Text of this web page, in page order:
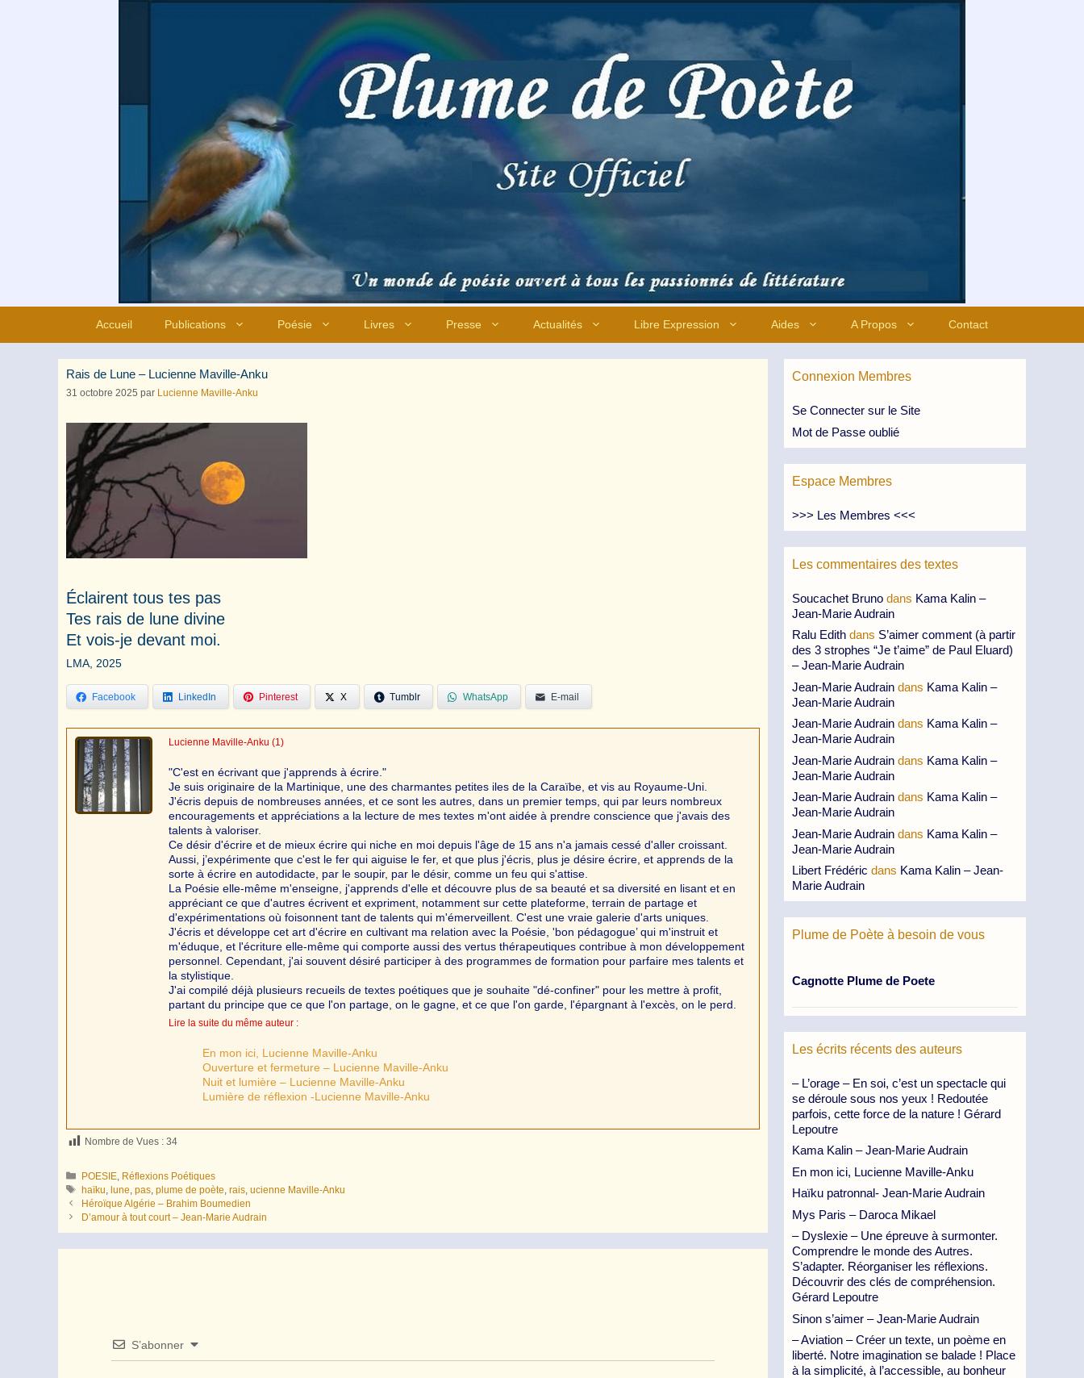
Accueil Publications Poésie Livres Presse Actualités Libre Expression Aides A Propos Contact
Rais de Lune – Lucienne Maville-Anku
31 octobre 2025 par Lucienne Maville-Anku
Éclairent tous tes pas
Tes rais de lune divine
Et vois-je devant moi.
LMA, 2025
Facebook LinkedIn Pinterest X Tumblr WhatsApp E-mail
Lucienne Maville-Anku (1)
"C'est en écrivant que j'apprends à écrire."
Je suis originaire de la Martinique, une des charmantes petites iles de la Caraïbe, et vis au Royaume-Uni.
J'écris depuis de nombreuses années, et ce sont les autres, dans un premier temps, qui par leurs nombreux
encouragements et appréciations a la lecture de mes textes m'ont aidée à prendre conscience que j'avais des
talents à valoriser.
Ce désir d'écrire et de mieux écrire qui niche en moi depuis l'âge de 15 ans n'a jamais cessé d'aller croissant.
Aussi, j’expérimente que c'est le fer qui aiguise le fer, et que plus j'écris, plus je désire écrire, et apprends de la
sorte à écrire en autodidacte, par le soupir, par le désir, comme un feu qui s'attise.
La Poésie elle-même m'enseigne, j'apprends d'elle et découvre plus de sa beauté et sa diversité en lisant et en
appréciant ce que d'autres écrivent et expriment, notamment sur cette plateforme, terrain de partage et
d'expérimentations où foisonnent tant de talents qui m'émerveillent. C'est une vraie galerie d'arts uniques.
J'écris et développe cet art d'écrire en cultivant ma relation avec la Poésie, 'bon pédagogue’ qui m'instruit et
m'éduque, et l'écriture elle-même qui comporte aussi des vertus thérapeutiques contribue à mon développement
personnel. Cependant, j'ai souvent désiré participer à des programmes de formation pour parfaire mes talents et
la stylistique.
J'ai compilé déjà plusieurs recueils de textes poétiques que je souhaite "dé-confiner" pour les mettre à profit,
partant du principe que ce que l'on partage, on le gagne, et ce que l'on garde, l'épargnant à l'excès, on le perd.
Lire la suite du même auteur :
En mon ici, Lucienne Maville-Anku
Ouverture et fermeture – Lucienne Maville-Anku
Nuit et lumière – Lucienne Maville-Anku
Lumière de réflexion -Lucienne Maville-Anku
Nombre de Vues : 34
Catégories
POESIE Réflexions Poétiques
Étiquettes
haïku ,lune ,pas ,plume de poète ,rais ,ucienne Maville-Anku
Héroïque Algérie – Brahim Boumedien
D’amour à tout court – Jean-Marie Audrain
S’abonner
Connexion Membres
Se Connecter sur le Site
Mot de Passe oublié
Espace Membres
>>> Les Membres <<<
Les commentaires des textes
Soucachet Bruno dans Kama Kalin –
Jean-Marie Audrain
Ralu Edith dans S’aimer comment (à partir
des 3 strophes “Je t’aime” de Paul Eluard)
– Jean-Marie Audrain
Jean-Marie Audrain dans Kama Kalin –
Jean-Marie Audrain
Jean-Marie Audrain dans Kama Kalin –
Jean-Marie Audrain
Jean-Marie Audrain dans Kama Kalin –
Jean-Marie Audrain
Jean-Marie Audrain dans Kama Kalin –
Jean-Marie Audrain
Jean-Marie Audrain dans Kama Kalin –
Jean-Marie Audrain
Libert Frédéric dans Kama Kalin – Jean-
Marie Audrain
Plume de Poète à besoin de vous
Cagnotte Plume de Poete
Les écrits récents des auteurs
– L’orage – En soi, c’est un spectacle qui
se déroule sous nos yeux ! Redoutée
parfois, cette force de la nature ! Gérard
Lepoutre
Kama Kalin – Jean-Marie Audrain
En mon ici, Lucienne Maville-Anku
Haïku patronnal- Jean-Marie Audrain
Mys Paris – Daroca Mikael
– Dyslexie – Une épreuve à surmonter.
Comprendre le monde des Autres.
S’adapter. Réorganiser les réflexions.
Découvrir des clés de compréhension.
Gérard Lepoutre
Sinon s’aimer – Jean-Marie Audrain
– Aviation – Créer un texte, un poème en
liberté. Notre imagination se balade ! Place
à la simplicité, à l’accessible, au bonheur